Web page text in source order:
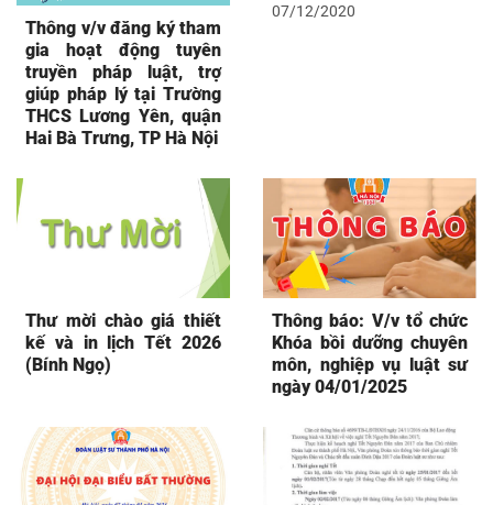
Thông v/v đăng ký tham
gia hoạt động tuyên
truyền pháp luật, trợ
giúp pháp lý tại Trường
THCS Lương Yên, quận
Hai Bà Trưng, TP Hà Nội
07/12/2020
Thư mời chào giá thiết
kế và in lịch Tết 2026
(Bính Ngọ)
Thông báo: V/v tổ chức
Khóa bồi dưỡng chuyên
môn, nghiệp vụ luật sư
ngày 04/01/2025